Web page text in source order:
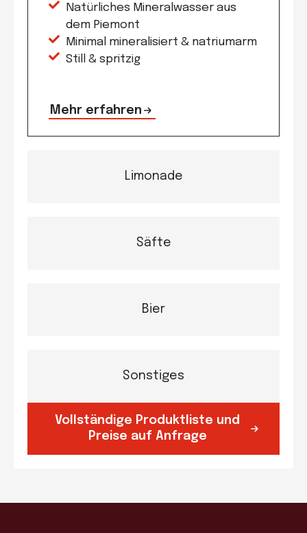
Limonade
Säfte
Bier
Sonstiges
Natürliches Mineralwasser aus
dem Piemont
Minimal mineralisiert & natriumarm
Still & spritzig
Mehr erfahren
Vollständige Produktliste und
Preise auf Anfrage